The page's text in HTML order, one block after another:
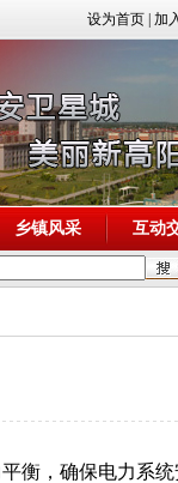
设为首页 加
乡镇风采 互动
衡，确保电力系统